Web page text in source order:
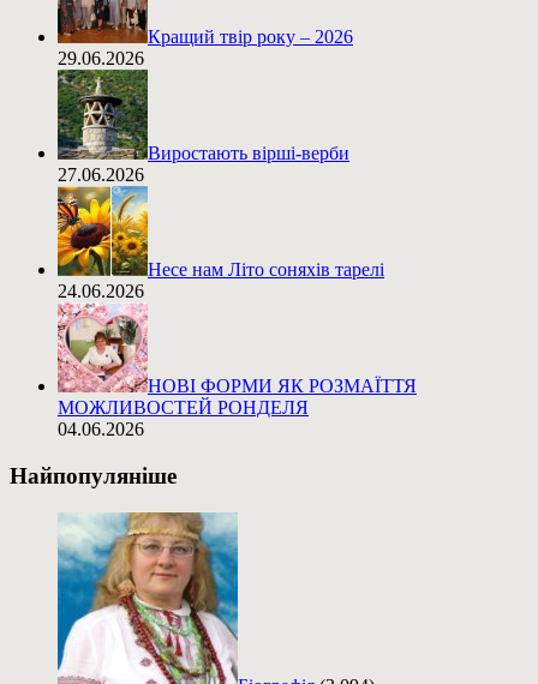
Кращий твір року – 2026
29.06.2026
Виростають вірші-верби
27.06.2026
Несе нам Літо соняхів тарелі
24.06.2026
НОВІ ФОРМИ ЯК РОЗМАЇТТЯ
МОЖЛИВОСТЕЙ РОНДЕЛЯ
04.06.2026
Найпопуляніше